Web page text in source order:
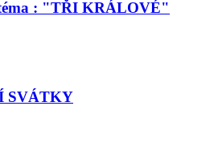
: "TŘI KRÁLOVÉ"
SVÁTKY